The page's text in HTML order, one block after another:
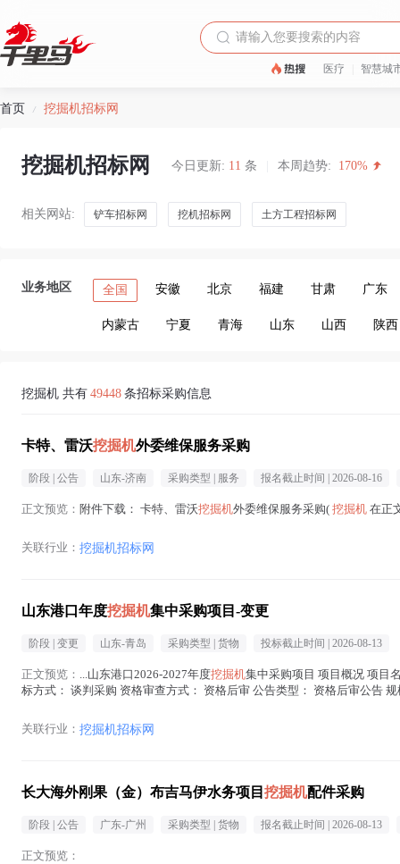
医疗 智慧城
首页 / 挖掘机招标网
挖掘机招标网 今日更新: 11 条 本周趋势: 170%
相关网站: 铲车招标网 挖机招标网 土方工程招标网
业务地区 全国 安徽 北京 福建 甘肃 广东
内蒙古 宁夏 青海 山东 山西 陕西
挖掘机 共有 49448 条招标采购信息
卡特、雷沃挖掘机外委维保服务采购
阶段 | 公告 山东-济南 采购类型 | 服务 报名截止时间 | 2026-08-16
正文预览： 附件下载： 卡特、雷沃挖掘机外委维保服务采购( 挖掘机 在正
关联行业： 挖掘机招标网
山东港口年度挖掘机集中采购项目-变更
阶段 | 变更 山东-青岛 采购类型 | 货物 投标截止时间 | 2026-08-13
正文预览： ...山东港口2026-2027年度挖掘机集中采购项目 项目概况 项目
标方式： 谈判采购 资格审查方式： 资格后审 公告类型： 资格后审公告
关联行业： 挖掘机招标网
长大海外刚果（金）布吉马伊水务项目 挖掘机配件采购
阶段 | 公告 广东-广州 采购类型 | 货物 报名截止时间 | 2026-08-13
正文预览：